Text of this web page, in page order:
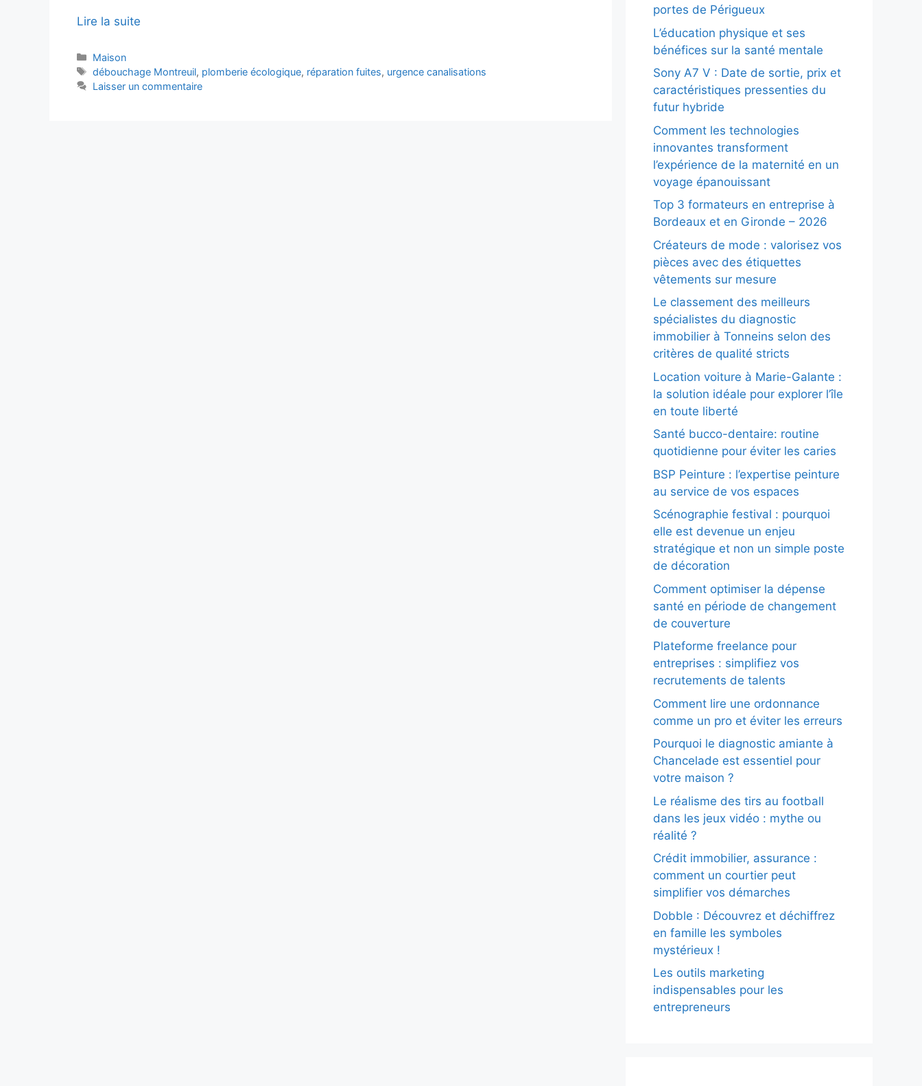
Lire la suite
Catégories
Maison
Étiquettes
débouchage Montreuil, plomberie écologique, réparation fuites, urgence canalisations
Laisser un commentaire
portes de Périgueux
L’éducation physique et ses
bénéfices sur la santé mentale
Sony A7 V : Date de sortie, prix et
caractéristiques pressenties du
futur hybride
Comment les technologies
innovantes transforment
l’expérience de la maternité en un
voyage épanouissant
Top 3 formateurs en entreprise à
Bordeaux et en Gironde – 2026
Créateurs de mode : valorisez vos
pièces avec des étiquettes
vêtements sur mesure
Le classement des meilleurs
spécialistes du diagnostic
immobilier à Tonneins selon des
critères de qualité stricts
Location voiture à Marie-Galante :
la solution idéale pour explorer l’île
en toute liberté
Santé bucco-dentaire: routine
quotidienne pour éviter les caries
BSP Peinture : l’expertise peinture
au service de vos espaces
Scénographie festival : pourquoi
elle est devenue un enjeu
stratégique et non un simple poste
de décoration
Comment optimiser la dépense
santé en période de changement
de couverture
Plateforme freelance pour
entreprises : simplifiez vos
recrutements de talents
Comment lire une ordonnance
comme un pro et éviter les erreurs
Pourquoi le diagnostic amiante à
Chancelade est essentiel pour
votre maison ?
Le réalisme des tirs au football
dans les jeux vidéo : mythe ou
réalité ?
Crédit immobilier, assurance :
comment un courtier peut
simplifier vos démarches
Dobble : Découvrez et déchiffrez
en famille les symboles
mystérieux !
Les outils marketing
indispensables pour les
entrepreneurs